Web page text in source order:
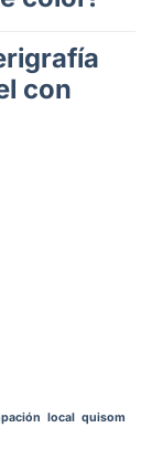
con
local quisom